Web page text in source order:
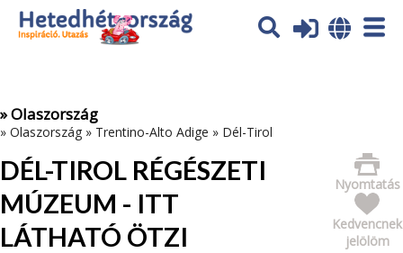
Az oldal sütiket (cookies) használ. További tájékoztatás itt:
Adatvédelmi tájékoztató
» Olaszország
» Olaszország » Trentino-Alto Adige » Dél-Tirol
DÉL-TIROL RÉGÉSZETI
MÚZEUM - ITT
LÁTHATÓ ÖTZI
Nyomtatás
Kedvencnek
jelölöm